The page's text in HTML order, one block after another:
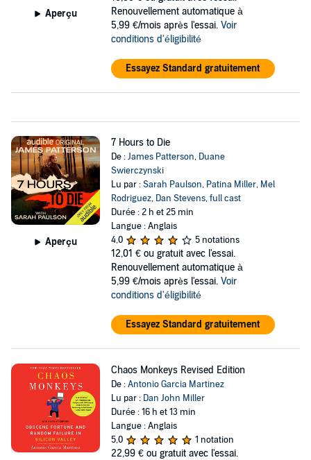
Aperçu
Renouvellement automatique à
5,99 €/mois après l'essai. Voir
conditions d'éligibilité
Essayez Standard gratuitement
Aperçu
7 Hours to Die
De :James Patterson, Duane
Swierczynski
Lu par :Sarah Paulson, Patina Miller, Mel
Rodriguez, Dan Stevens,full cast
Durée : 2 h et 25 min
Langue : Anglais
4,0
5 notations
12,01 € ou gratuit avec l'essai.
Renouvellement automatique à
5,99 €/mois après l'essai. Voir
conditions d'éligibilité
Essayez Standard gratuitement
Chaos Monkeys Revised Edition
De :Antonio Garcia Martinez
Lu par : Dan John Miller
Durée : 16 h et 13 min
Langue : Anglais
5,0
1 notation
22,99 € ou gratuit avec l'essai.